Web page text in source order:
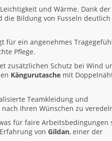
und Wärme. Dank der
die Bildung von Fusseln deutlich
für ein angenehmes
Pflege.
zusätzlichen Schutz bei Wind
Kängurutasche mit
Teamkleidung und
Ihren Wünschen zu
für faire Arbeitsbedingungen
von Gildan, einer der